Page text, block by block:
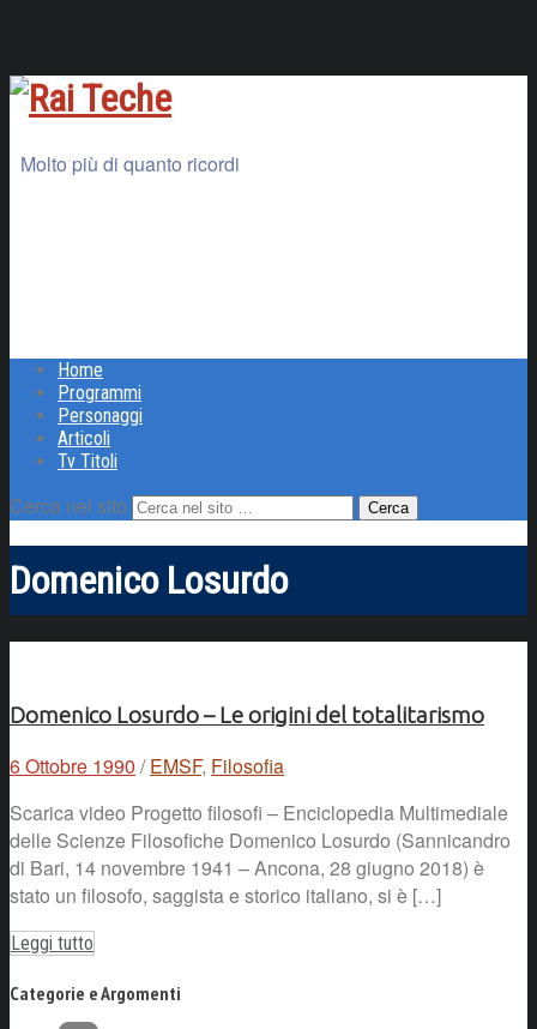
Molto più di quanto ricordi
Home
Programmi
Personaggi
Articoli
Tv Titoli
Cerca nel sito
Domenico Losurdo
Domenico Losurdo – Le origini del totalitarismo
6 Ottobre 1990 / EMSF, Filosofia
Scarica video Progetto filosofi – Enciclopedia Multimediale
delle Scienze Filosofiche Domenico Losurdo (Sannicandro
di Bari, 14 novembre 1941 – Ancona, 28 giugno 2018) è
stato un filosofo, saggista e storico italiano, si è […]
Leggi tutto
Categorie e Argomenti